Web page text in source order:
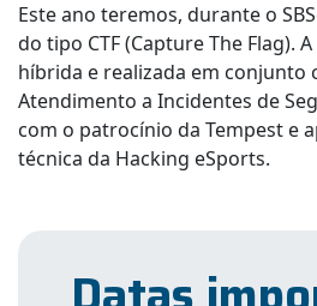
Este ano teremos, durante o
do tipo CTF (Capture The Flag).
híbrida e realizada em conjunto
Atendimento a Incidentes de
com o patrocínio da Tempest e
técnica da Hacking eSports.